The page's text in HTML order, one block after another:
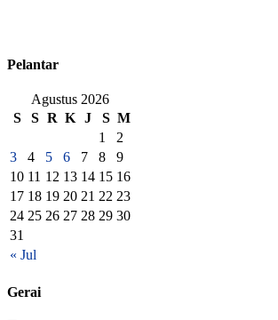
Pelantar
Agustus 2026
S
S R K J S M
« Jul
1
2
3
4 5 6 7 8
9
10 11 12 13 14 15 16
17 18 19 20 21 22 23
24 25 26 27 28 29 30
31
Gerai